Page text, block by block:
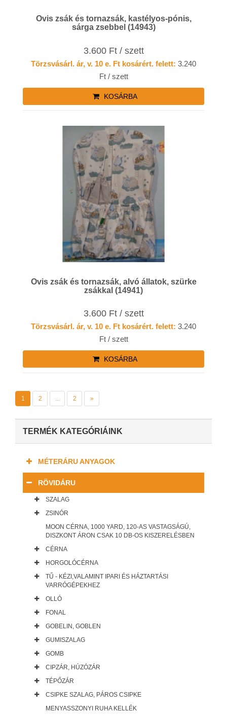
Ovis zsák és tornazsák, kastélyos-pónis,
sárga zsebbel (14943)
3.600 Ft / szett
Törzsvásárl. ár, v. 10 e. Ft kosárért. felett: 3.240
Ft / szett
KOSÁRBA
Ovis zsák és tornazsák, alvó állatok, szürke
zsákkal (14941)
3.600 Ft / szett
Törzsvásárl. ár, v. 10 e. Ft kosárért. felett: 3.240
Ft / szett
KOSÁRBA
1 2 ... 2 »
TERMÉK KATEGÓRIÁINK
MÉTERÁRU ANYAGOK
RÖVIDÁRU
SZALAG
ZSINÓR
MOON CÉRNA, 1000 YARD, 120-AS VASTAGSÁGÚ,
DISZKONT ÁRON CSAK 10 DB-OS KISZERELÉSBEN
CÉRNA
HORGOLÓCÉRNA
TŰ - KÉZI,VALAMINT IPARI ÉS HÁZTARTÁSI
VARRÓGÉPEKHEZ
OLLÓ
FONAL
GOBELIN, GOBLEN
GUMISZALAG
GOMB
CIPZÁR, HÚZÓZÁR
TÉPŐZÁR
CSIPKE SZALAG, PÁROS CSIPKE
MENYASSZONYI RUHA KELLÉK